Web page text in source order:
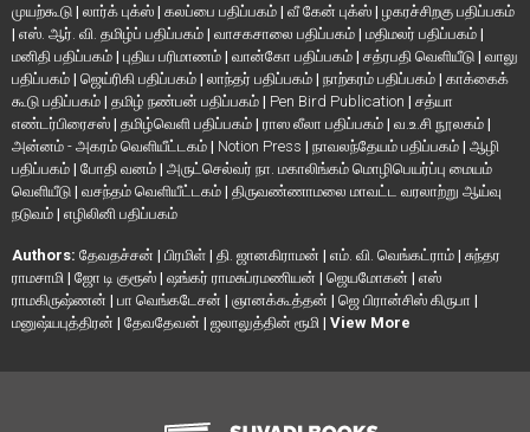
முயற்கூடு | லார்க் புக்ஸ் | கலப்பை பதிப்பகம் | வீ கேன் புக்ஸ் | ழகரச்சிறகு பதிப்பகம்
| எஸ். ஆர். வி. தமிழ்ப் பதிப்பகம் | வாசகசாலை பதிப்பகம் | மதிமலர் பதிப்பகம் |
மனிதி பதிப்பகம் | புதிய பரிமாணம் | வான்கோ பதிப்பகம் | சத்ரபதி வெளியீடு | வாலு
பதிப்பகம் | ஜெய்ரிகி பதிப்பகம் | லாந்தர் பதிப்பகம் | நாற்கரம் பதிப்பகம் | காக்கைக்
கூடு பதிப்பகம் | தமிழ் நண்பன் பதிப்பகம் | Pen Bird Publication | சத்யா
எண்டர்பிரைசஸ் | தமிழ்வெளி பதிப்பகம் | ராஸ லீலா பதிப்பகம் | வ.உ.சி நூலகம் |
அன்னம் - அகரம் வெளியீட்டகம் | Notion Press | நாவலந்தேயம் பதிப்பகம் | ஆழி
பதிப்பகம் | போதி வனம் | அருட்செல்வர் நா. மகாலிங்கம் மொழிபெயர்ப்பு மையம்
வெளியீடு | வசந்தம் வெளியீட்டகம் | திருவண்ணாமலை மாவட்ட வரலாற்று ஆய்வு
நடுவம் | எழிலினி பதிப்பகம்
Authors: தேவதச்சன் | பிரமிள் | தி. ஜானகிராமன் | எம். வி. வெங்கட்ராம் | சுந்தர
ராமசாமி | ஜோ டி குரூஸ் | ஷங்கர் ராமசுப்ரமணியன் | ஜெயமோகன் | எஸ்
ராமகிருஷ்ணன் | பா வெங்கடேசன் | ஞானக்கூத்தன் | ஜெ பிரான்சிஸ் கிருபா |
மனுஷ்யபுத்திரன் | தேவதேவன் | ஜலாலுத்தின் ரூமி | View More